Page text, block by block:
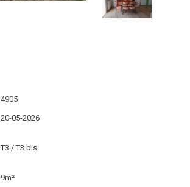
4905
20-05-2026
T3 / T3 bis
9m²